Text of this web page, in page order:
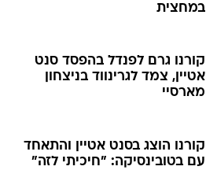
במחצית
קורנו גרם לפנדל בהפסד סנט
אטיין, צמד לגרינווד בניצחון
מארסיי
קורנו הוצג בסנט אטיין והתאחד
עם בטובינסיקה: "חיכיתי לזה"